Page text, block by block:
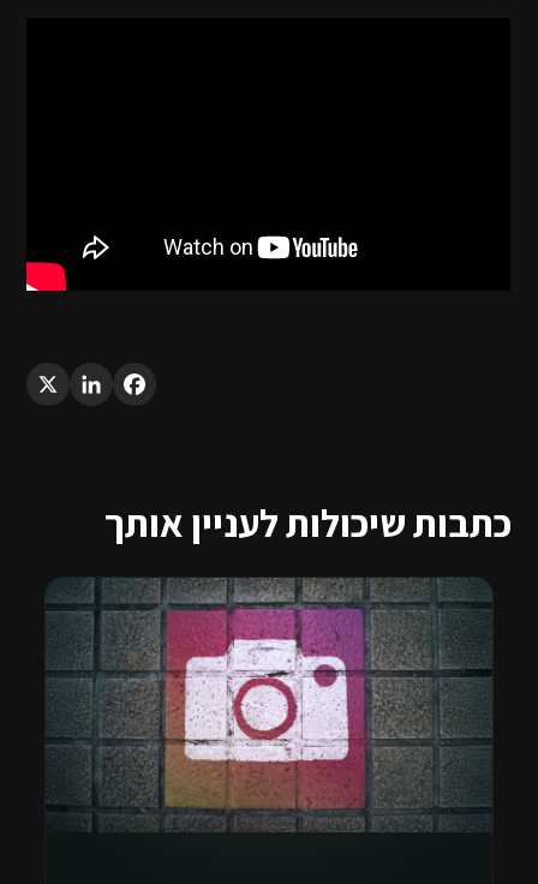
Facebook
LinkedIn
X
כתבות שיכולות לעניין אותך